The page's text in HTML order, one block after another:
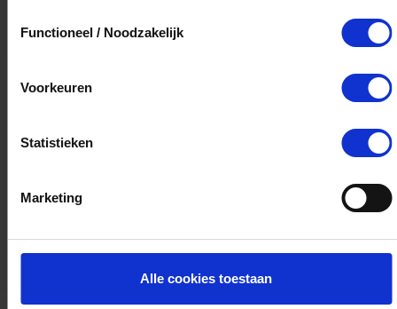
Functioneel / Noodzakelijk
Voorkeuren
Statistieken
Marketing
Alle cookies toestaan
cadeaukaart in delen uitgeven.